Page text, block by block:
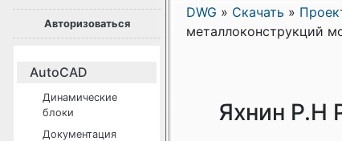
Авторизоваться
AutoCAD
Динамические
блоки
Документация
DWG » Скачать »
металлоконструкций
Яхнин Р.Н